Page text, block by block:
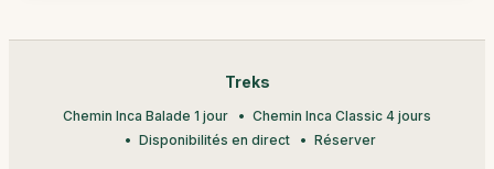
Treks
Chemin Inca Balade 1 jour
Chemin Inca Classic 4 jours
Disponibilités en direct
Réserver